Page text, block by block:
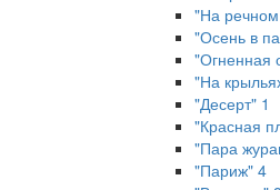
"На речном
"Осень в
"Огненная
"На
"Десерт" 1
"Красная
"Пара
"Париж" 4